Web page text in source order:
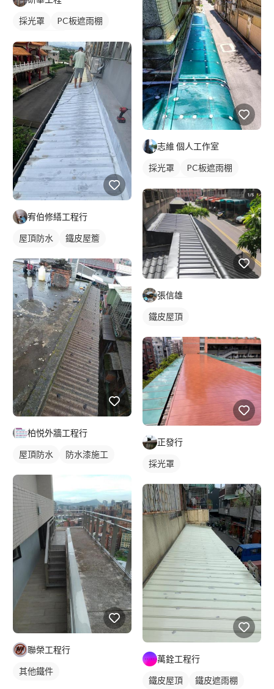
採光罩
PC板遮雨棚
宥伯修繕工程行
屋頂防水 鐵皮屋簷
柏悦外牆工程行
屋頂防水 防水漆施工
聯榮工程行
其他鐵件
志維 個人工作室
採光罩
PC板遮雨棚
PC板採光罩
張信雄
鐵皮屋頂
正發行
採光罩
萬銓工程行
鐵皮屋頂 鐵皮遮雨棚